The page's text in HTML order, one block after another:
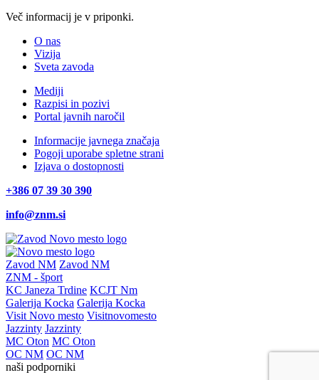
Več informacij je v priponki.
O nas
Vizija
Sveta zavoda
Mediji
Razpisi in pozivi
Portal javnih naročil
Informacije javnega značaja
Pogoji uporabe spletne strani
Izjava o dostopnosti
+386 07 39 30 390
info@znm.si
Zavod NM Zavod NM
ZNM - šport
KC Janeza Trdine KCJT Nm
Galerija Kocka Galerija Kocka
Visit Novo mesto Visitnovomesto
Jazzinty Jazzinty
MC Oton MC Oton
OC NM OC NM
naši podporniki